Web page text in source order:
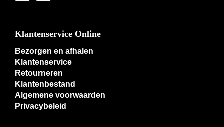
Klantenservice Online
Bezorgen en afhalen
Klantenservice
Retourneren
Klantenbestand
Algemene voorwaarden
Privacybeleid